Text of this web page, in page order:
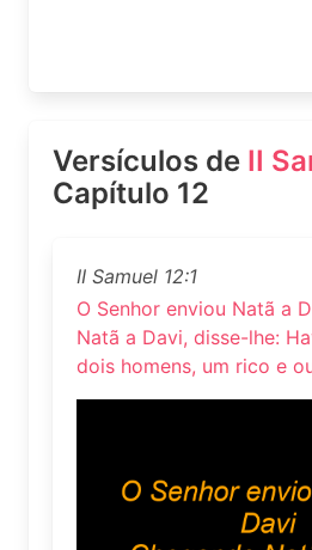
Versículos de II
Capítulo 12
II Samuel 12:1
O Senhor enviou Natã a
Natã a Davi, disse-lhe:
dois homens, um rico e